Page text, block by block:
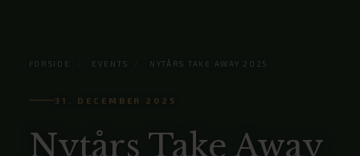
FORSIDE EVENTS NYTÅRS TAKE AWAY 2025
31. DECEMBER 2025
Nytårs Take Away